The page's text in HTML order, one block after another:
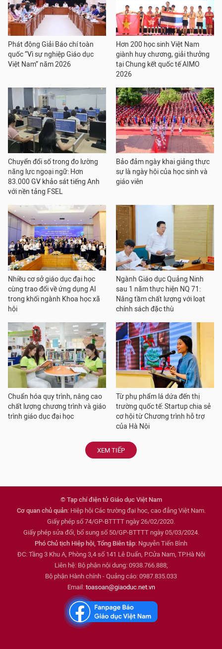
Phát động Giải Báo chí toàn
quốc “Vì sự nghiệp Giáo dục
Việt Nam” năm 2026
Hơn 200 học sinh Việt Nam
giành huy chương, giải thưởng
tại Chung kết quốc tế AIMO
2026
Chuyển đổi số trong đo lường
năng lực ngoại ngữ: Hơn
83.000 GV khảo sát tiếng Anh
với nền tảng FSEL
Bảo đảm ngày khai giảng thực
sự là ngày hội của học sinh và
giáo viên
Nhiều cơ sở giáo dục đại học
cùng trao đổi về ứng dụng AI
trong khối ngành Khoa học xã
hội
Ngành Giáo dục Quảng Ninh
sau 1 năm thực hiện NQ 71:
Nâng tầm chất lượng với loạt
chính sách đặc thù
Chuẩn hóa quy trình, nâng cao
chất lượng chương trình và giáo
trình giáo dục đại học
Từ phụ phẩm lá dứa đến thị
trường quốc tế: Startup chia sẻ
cơ hội từ Chương trình hỗ trợ
của Hà Nội
XEM TIẾP
© Tạp chí điện tử Giáo dục Việt Nam
Cơ quan chủ quản: Hiệp hội Các trường đại học, cao đẳng Việt Nam.
Giấy phép số 74/GP-BTTTT ngày 26/02/2020.
Giấy phép sửa đổi, bổ sung số 50/GP-BTTTT ngày 05/03/2024.
Phó Chủ tịch Hiệp hội, Tổng Biên tập: Nguyễn Tiến Bình
ĐC: Tầng 3 Khu A, Phòng 3,4 số 141 Lê Duẩn, P.Cửa Nam, TP.Hà Nội
Liên hệ: Bộ phận nội dung: 0938.766.888;
Bộ phận Hành chính - Quảng cáo: 0987.835.033
Email: toasoan@giaoduc.net.vn